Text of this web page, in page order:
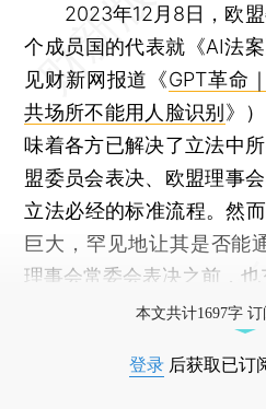
2023年12月8日，欧盟
个成员国的代表就《AI法
见财新网报道《GPT革命
共场所不能用人脸识别》
味着各方已解决了立法中
盟委员会表决、欧盟理事
立法必经的标准流程。然
巨大，罕见地让其是否能
理事会常委会表决之前，也
本文共计1697字
登录 后获取已订